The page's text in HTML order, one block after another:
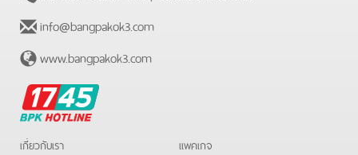
info@bangpakok3.com
www.bangpakok3.com
BPK
Hotline
เกี่ยวกับเรา
แพคเกจ